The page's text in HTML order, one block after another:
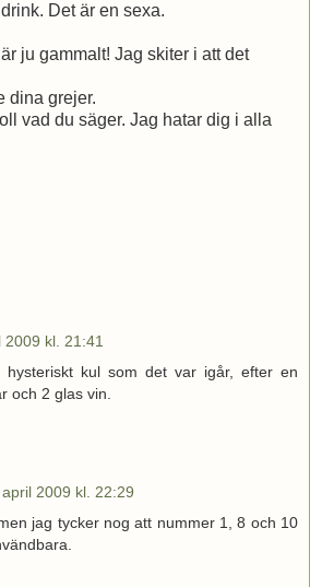
Det är en sexa.
ju gammalt! Jag skiter i att det
dina grejer.
vad du säger. Jag hatar dig i alla
2009 kl. 21:41
hysteriskt kul som det var igår, efter en
och 2 glas vin.
2009 kl. 22:29
jag tycker nog att nummer 1, 8 och 10